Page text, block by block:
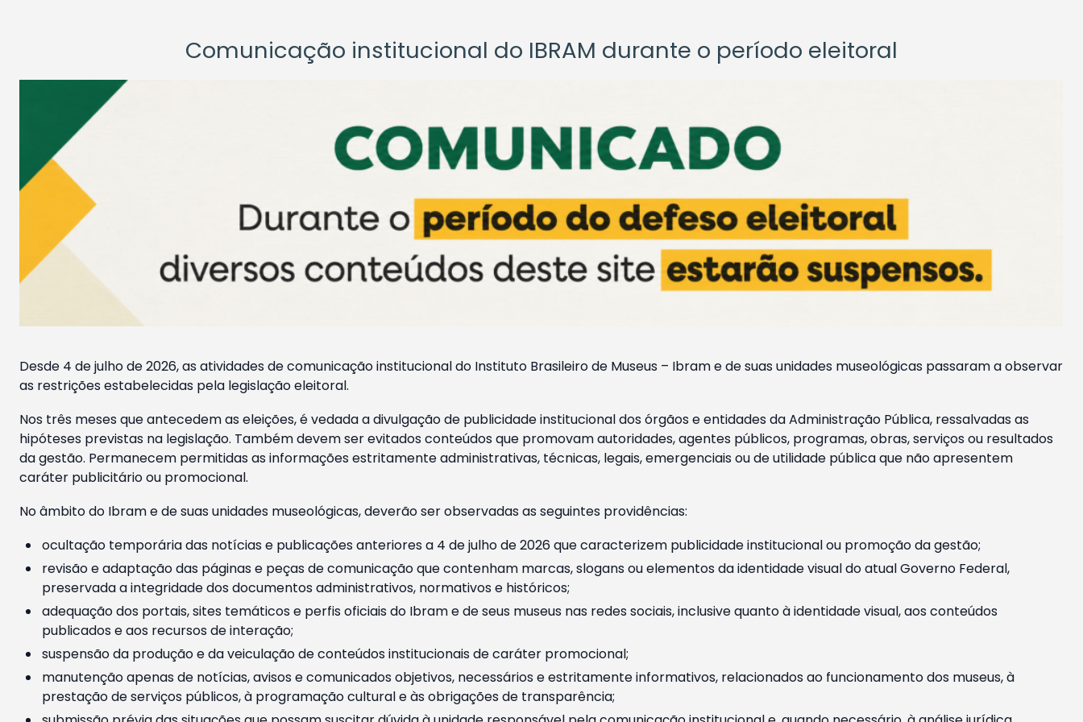
Comunicação institucional do IBRAM durante o período eleitoral
Desde 4 de julho de 2026, as atividades de comunicação institucional do Instituto Brasileiro de Museus – Ibram e de suas unidades museológicas passaram a observar
as restrições estabelecidas pela legislação eleitoral.
Nos três meses que antecedem as eleições, é vedada a divulgação de publicidade institucional dos órgãos e entidades da Administração Pública, ressalvadas as
hipóteses previstas na legislação. Também devem ser evitados conteúdos que promovam autoridades, agentes públicos, programas, obras, serviços ou resultados
da gestão. Permanecem permitidas as informações estritamente administrativas, técnicas, legais, emergenciais ou de utilidade pública que não apresentem
caráter publicitário ou promocional.
No âmbito do Ibram e de suas unidades museológicas, deverão ser observadas as seguintes providências:
ocultação temporária das notícias e publicações anteriores a 4 de julho de 2026 que caracterizem publicidade institucional ou promoção da gestão;
revisão e adaptação das páginas e peças de comunicação que contenham marcas, slogans ou elementos da identidade visual do atual Governo Federal,
preservada a integridade dos documentos administrativos, normativos e históricos;
adequação dos portais, sites temáticos e perfis oficiais do Ibram e de seus museus nas redes sociais, inclusive quanto à identidade visual, aos conteúdos
publicados e aos recursos de interação;
suspensão da produção e da veiculação de conteúdos institucionais de caráter promocional;
manutenção apenas de notícias, avisos e comunicados objetivos, necessários e estritamente informativos, relacionados ao funcionamento dos museus, à
prestação de serviços públicos, à programação cultural e às obrigações de transparência;